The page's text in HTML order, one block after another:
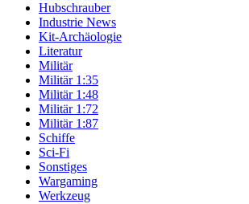
Hubschrauber
Industrie News
Kit-Archäologie
Literatur
Militär
Militär 1:35
Militär 1:48
Militär 1:72
Militär 1:87
Schiffe
Sci-Fi
Sonstiges
Wargaming
Werkzeug